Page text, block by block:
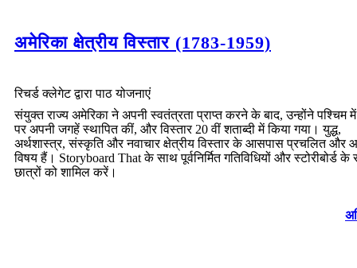
अमेरिका क्षेत्रीय विस्तार (1783-1959)
रिचर्ड क्लेगेट द्वारा पाठ योजनाएं
संयुक्त राज्य अमेरिका ने अपनी स्वतंत्रता प्राप्त करने के बाद, उन्होंने पश्चिम में
पर अपनी जगहें स्थापित कीं, और विस्तार 20 वीं शताब्दी में किया गया। युद्ध,
अर्थशास्त्र, संस्कृति और नवाचार क्षेत्रीय विस्तार के आसपास प्रचलित और
विषय हैं। Storyboard That के साथ पूर्वनिर्मित गतिविधियों और स्टोरीबोर्ड के
छात्रों को शामिल करें।